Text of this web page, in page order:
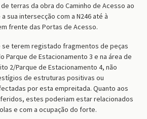
terras da obra do Caminho de Acesso ao
sua intersecção com a N246 até à
frente das Portas de Acesso.
se terem registado fragmentos de peças
Parque de Estacionamento 3 e na área de
2/Parque de Estacionamento 4, não
de estruturas positivas ou
por esta empreitada. Quanto aos
estes poderiam estar relacionados
e com a ocupação do forte.